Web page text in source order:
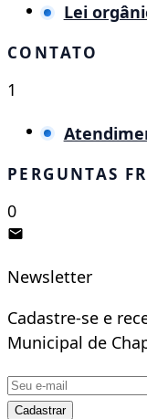
Lei
CONTATO
1
PERGUNTAS
0
Newsletter
Cadastre-se e
Municipal de
Cadastrar